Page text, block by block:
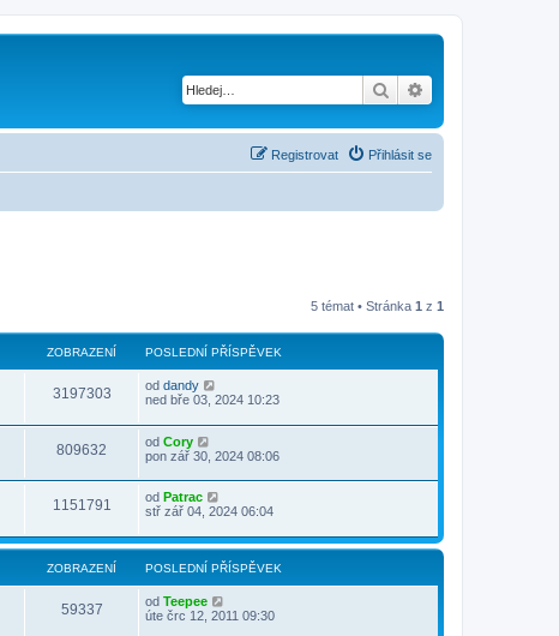
Hledat
Přihlásit se
Registrovat
5 témat • Stránka 1 z 1
ZOBRAZENÍ POSLEDNÍ PŘÍSPĚVEK
3197303 od dandy
ned bře 03, 2024 10:23
809632 od Cory
pon zář 30, 2024 08:06
1151791 od Patrac
stř zář 04, 2024 06:04
ZOBRAZENÍ POSLEDNÍ PŘÍSPĚVEK
59337 od Teepee
úte črc 12, 2011 09:30